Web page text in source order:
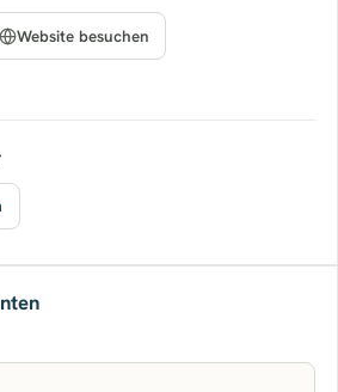
Website besuchen